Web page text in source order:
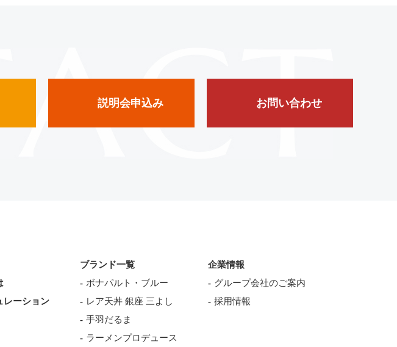
説明会申込み お問い合わせ
レーション
ブランド一覧
ボナパルト・ブルー
レア天丼 銀座 三よし
手羽だるま
ラーメンプロデュース
企業情報
グループ会社のご案内
採用情報